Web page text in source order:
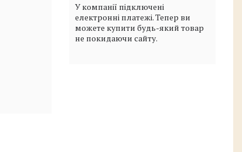
У компанії підключені
електронні платежі. Тепер ви
можете купити будь-який товар
не покидаючи сайту.